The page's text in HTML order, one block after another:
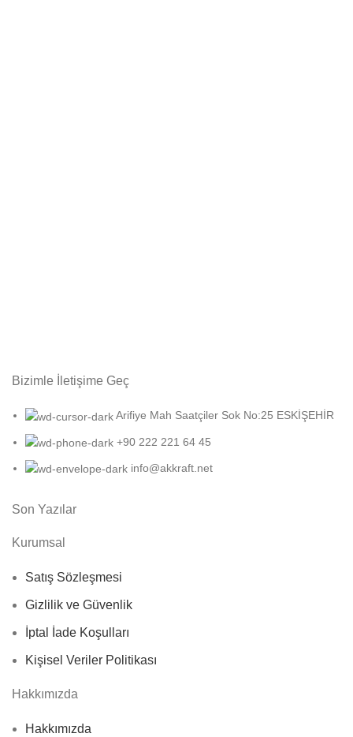
Bizimle İletişime Geç
Arifiye Mah Saatçiler Sok No:25 ESKİŞEHİR
+90 222 221 64 45
info@akkraft.net
Son Yazılar
Kurumsal
Satış Sözleşmesi
Gizlilik ve Güvenlik
İptal İade Koşulları
Kişisel Veriler Politikası
Hakkımızda
Hakkımızda